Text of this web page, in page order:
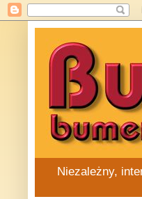
Niezależny,